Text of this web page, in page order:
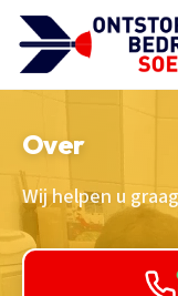
Over
Wij helpen u